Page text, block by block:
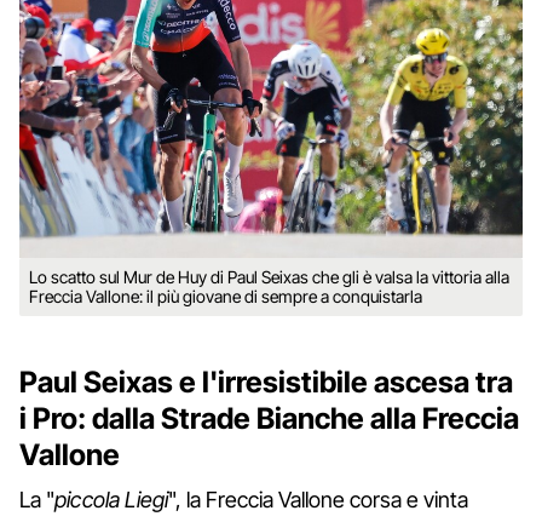
Lo scatto sul Mur de Huy di Paul Seixas che gli è valsa la vittoria alla
Freccia Vallone: il più giovane di sempre a conquistarla
Paul Seixas e l'irresistibile ascesa tra
i Pro: dalla Strade Bianche alla Freccia
Vallone
La "piccola Liegi", la Freccia Vallone corsa e vinta